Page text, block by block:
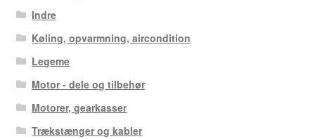
Indre
Køling, opvarmning, aircondition
Legeme
Motor - dele og tilbehør
Motorer, gearkasser
Trækstænger og kabler